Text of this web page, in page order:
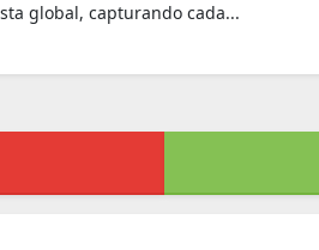
global, capturando cada...